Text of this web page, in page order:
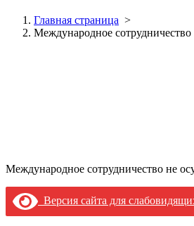
Главная страница >
Международное сотрудничество
Международное сотрудничество не
Версия сайта для